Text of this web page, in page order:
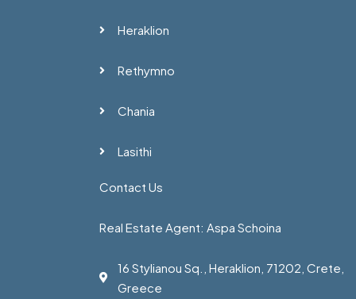
Heraklion
Rethymno
Chania
Lasithi
Contact Us
Real Estate Agent: Aspa Schoina
16 Stylianou Sq., Heraklion, 71202, Crete,
Greece